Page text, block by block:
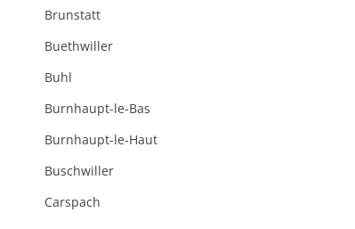
Brunstatt
Buethwiller
Buhl
Burnhaupt-le-Bas
Burnhaupt-le-Haut
Buschwiller
Carspach